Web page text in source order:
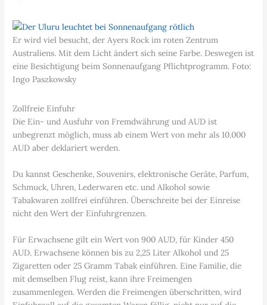
Er wird viel besucht, der Ayers Rock im roten Zentrum
Australiens. Mit dem Licht ändert sich seine Farbe. Deswegen ist
eine Besichtigung beim Sonnenaufgang Pflichtprogramm. Foto:
Ingo Paszkowsky
Zollfreie Einfuhr
Die Ein- und Ausfuhr von Fremdwährung und AUD ist
unbegrenzt möglich, muss ab einem Wert von mehr als 10.000
AUD aber deklariert werden.
Du kannst Geschenke, Souvenirs, elektronische Geräte, Parfum,
Schmuck, Uhren, Lederwaren etc. und Alkohol sowie
Tabakwaren zollfrei einführen. Überschreite bei der Einreise
nicht den Wert der Einfuhrgrenzen.
Für Erwachsene gilt ein Wert von 900 AUD, für Kinder 450
AUD. Erwachsene können bis zu 2,25 Liter Alkohol und 25
Zigaretten oder 25 Gramm Tabak einführen. Eine Familie, die
mit demselben Flug reist, kann ihre Freimengen
zusammenlegen. Werden die Freimengen überschritten, wird